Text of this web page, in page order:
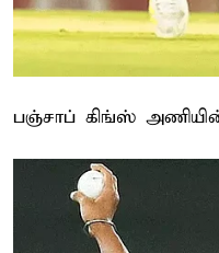
பஞ்சாப் கிங்ஸ்